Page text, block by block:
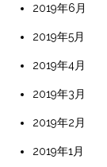
2019年6月
2019年5月
2019年4月
2019年3月
2019年2月
2019年1月